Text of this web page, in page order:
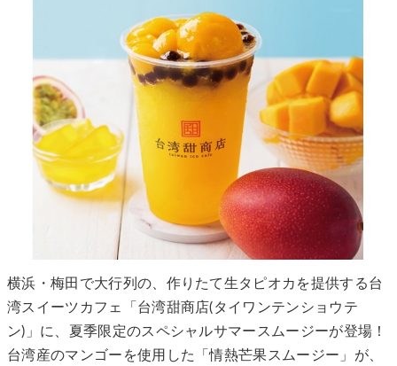
横浜・梅田で大行列の、作りたて生タピオカを提供する台
湾スイーツカフェ「台湾甜商店(タイワンテンショウテ
ン)」に、夏季限定のスペシャルサマースムージーが登場！
台湾産のマンゴーを使用した「情熱芒果スムージー」が、